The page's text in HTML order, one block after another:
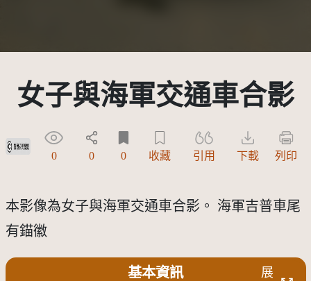
女子與海軍交通車合影
受著作權法保護-僅限於本平台有限度公開瀏覽
0 0 0 收藏 引用 下載 列印
本影像為女子與海軍交通車合影。 海軍吉普車尾
有錨徽
基本資訊
展